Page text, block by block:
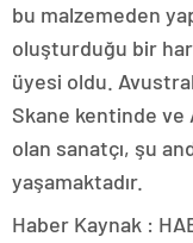
bu malzemeden
oluşturduğu bir
üyesi oldu.
Skane kentinde ve
olan sanatçı, şu
yaşamaktadır.
Haber Kaynak :